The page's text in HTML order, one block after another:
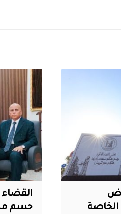
أمر قبض
القضاء
حسم